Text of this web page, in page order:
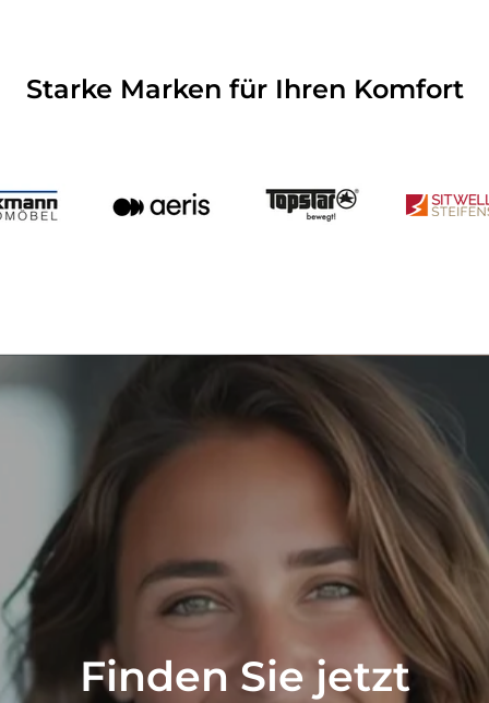
Starke Marken für Ihren Komfort
Finden Sie jetzt